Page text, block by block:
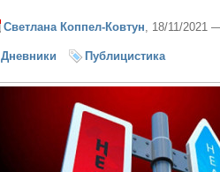
Светлана Коппел-Ковтун , 18/11/2021
Дневники Публицистика